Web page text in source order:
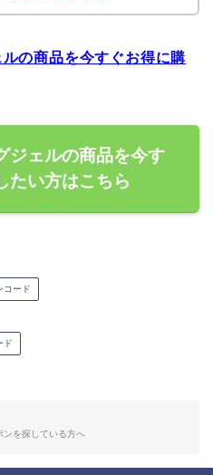
の商品を今すぐお得に購
ジェルの商品を今す
たい方はこちら
コード
ド
ンを探している方へ